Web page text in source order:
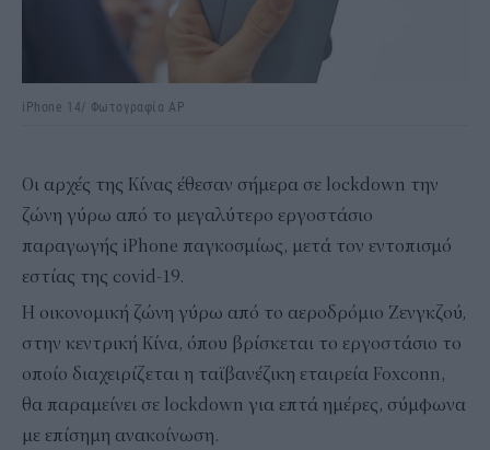
iPhone 14/ Φωτογραφία AP
Οι αρχές της Κίνας έθεσαν σήμερα σε lockdown την
ζώνη γύρω από το μεγαλύτερο εργοστάσιο
παραγωγής iPhone παγκοσμίως, μετά τον εντοπισμό
εστίας της covid-19.
Η οικονομική ζώνη γύρω από το αεροδρόμιο Ζενγκζού,
στην κεντρική Κίνα, όπου βρίσκεται το εργοστάσιο το
οποίο διαχειρίζεται η ταϊβανέζικη εταιρεία Foxconn,
θα παραμείνει σε lockdown για επτά ημέρες, σύμφωνα
με επίσημη ανακοίνωση.